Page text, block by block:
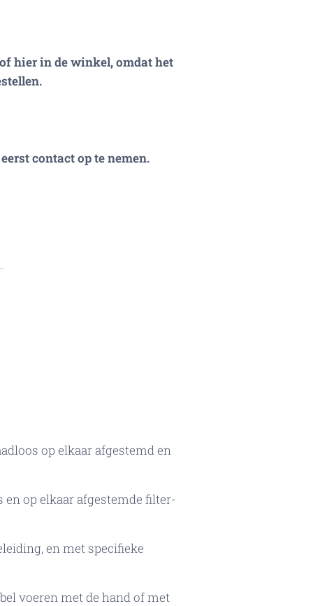
hier in de winkel, omdat het
contact op te nemen.
op elkaar afgestemd en
op elkaar afgestemde filter-
en met specifieke
voeren met de hand of met